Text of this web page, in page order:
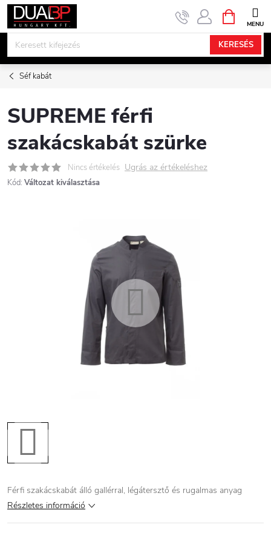
Ugrás
KERESÉS
KOSÁR
Séf kabát
SUPREME férfi
szakácskabát szürke
Nincs értékelés Ugrás az értékeléshez
Kód: Változat kiválasztása
Férfi szakácskabát álló gallérral, légátersztő és rugalmas anyag
Részletes információ